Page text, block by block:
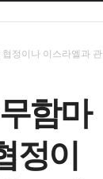
정이나 이스라엘과 관
함마
정이